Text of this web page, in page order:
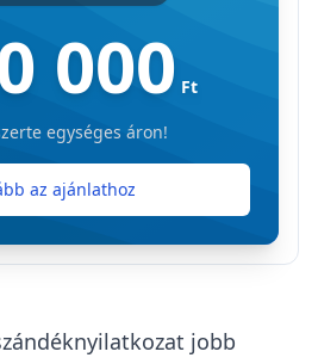
000 Ft
egységes áron!
az ajánlathoz
jobb